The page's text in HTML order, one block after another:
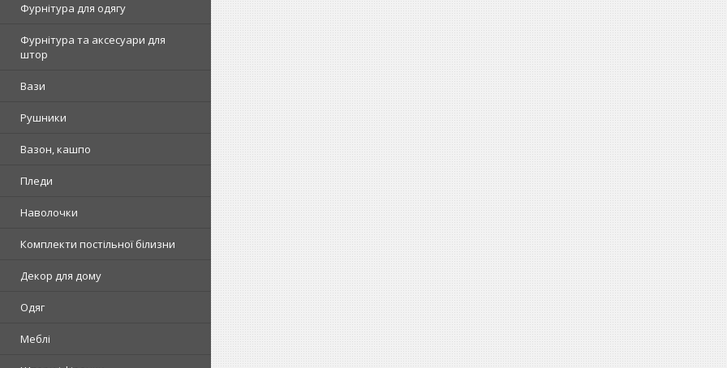
Фурнітура для одягу
Фурнітура та аксесуари для
штор
Вази
Рушники
Вазон, кашпо
Пледи
Наволочки
Комплекти постільної білизни
Декор для дому
Одяг
Меблі